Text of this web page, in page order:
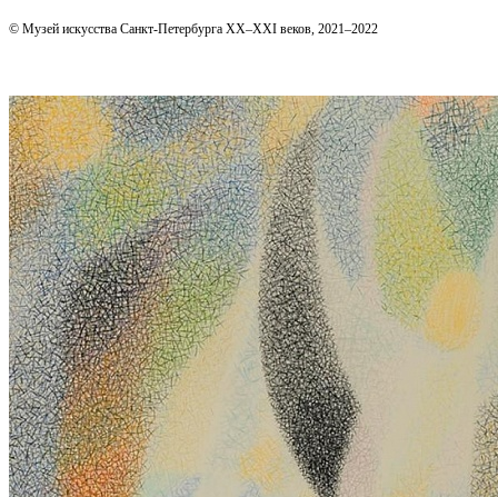
© Музей искусства Санкт-Петербурга XX–XXI веков, 2021–2022